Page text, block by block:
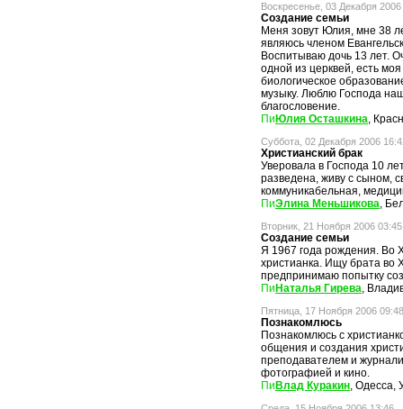
Воскресенье, 03 Декабря
Создание семьи
Меня зовут Юлия, мне 38
являюсь членом
Воспитываю дочь 13 лет.
одной из церквей, есть
биологическое
музыку. Люблю Господа
благословение.
Юлия Осташкина,
Суббота, 02 Декабря 2006
Христианский брак
Уверовала в Господа 10
разведена, живу c сыном,
коммуникабельная,
Элина Меньшикова,
Вторник, 21 Ноября 2006 03:45
Создание семьи
Я 1967 года рождения. Во
христианка. Ищу брата во
предпринимаю попытку
Наталья Гирева,
Пятница, 17 Ноября 2006 09:48
Познакомлюсь
Познакомлюсь с
общения и создания
преподавателем и
фотографией и кино.
Влад Куракин, Одесса,